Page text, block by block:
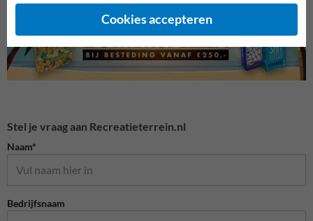
Stel je vraag aan Recreatieterrein.nl
Naam*
Bedrijfsnaam
Cookies accepteren